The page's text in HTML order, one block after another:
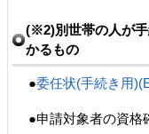
(※2)別世帯の人が
かるもの
●委任状(手続き用
●申請対象者の資格